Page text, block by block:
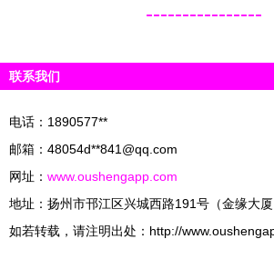
----------------
联系我们
电话：1890577**
邮箱：48054d**841@qq.com
网址： www.oushengapp.com
地址：扬州市邗江区兴城西路191号（金缘大
如若转载，请注明出处：http://